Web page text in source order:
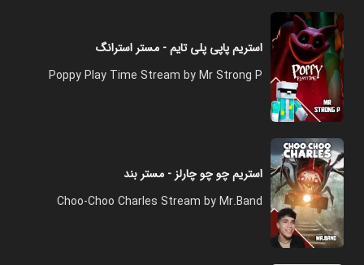
استریم پاپی پلی تایم - مستر استرانگ
Poppy Play Time Stream by Mr Strong P
استریم چو چو چارلز - مستر بند
Choo-Choo Charles Stream by Mr.Band